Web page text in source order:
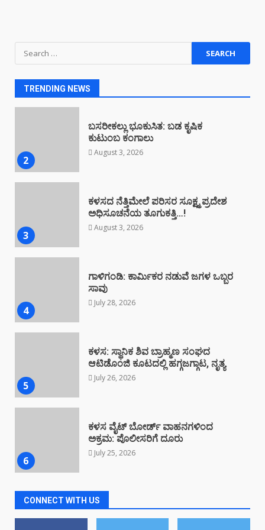
Search
for:
TRENDING NEWS
2
3
ಕಳಸದ ನೆತ್ತಿಮೇಲೆ ಪರಿಸರ ಸೂಕ್ಷ್ಮ ಪ್ರದೇಶ
August 3, 2026
4
ಗಾಳಿಗಂಡಿ: ಕಾರ್ಮಿಕರ ನಡುವೆ ಜಗಳ ಒಬ್ಬರ
ಸಾವು
July 28, 2026
5
ಕಳಸ: ಸ್ಥಾನಿಕ ಶಿವ ಬ್ರಾಹ್ಮಣ ಸಂಘದ
ಆಟಿಡೊಂಜಿ ಕೂಟದಲ್ಲಿ ಹಗ್ಗಜಗ್ಗಾಟ, ನೃತ್ಯ
July 26, 2026
6
ಕಳಸ ವೈಟ್ ಬೋರ್ಡ್ ವಾಹನಗಳಿಂದ
ಅಕ್ರಮ: ಪೊಲೀಸರಿಗೆ ದೂರು
July 25, 2026
7
ಕಳಸದಲ್ಲಿ ಕೇಂದ್ರ ಸರ್ಕಾರದ ವಿರುದ್ಧ
ಪ್ರತಿಭಟನೆ
July 23, 2026
ಮೈದಾಡಿಯಲ್ಲಿ ಕಳಸ ಟೂರಿಸಂ ಫೋರಮ್
ಸ್ವಚ್ಛತಾ ಆಂದೋಲನ
CONNECT WITH US